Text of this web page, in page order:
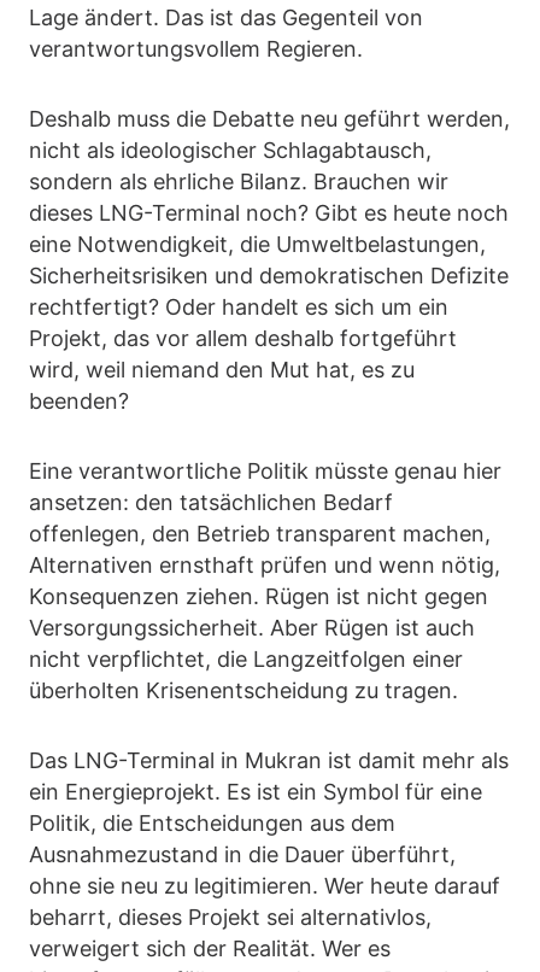
Lage ändert. Das ist das Gegenteil von
verantwortungsvollem Regieren.
Deshalb muss die Debatte neu geführt werden,
nicht als ideologischer Schlagabtausch,
sondern als ehrliche Bilanz. Brauchen wir
dieses LNG-Terminal noch? Gibt es heute noch
eine Notwendigkeit, die Umweltbelastungen,
Sicherheitsrisiken und demokratischen Defizite
rechtfertigt? Oder handelt es sich um ein
Projekt, das vor allem deshalb fortgeführt
wird, weil niemand den Mut hat, es zu
beenden?
Eine verantwortliche Politik müsste genau hier
ansetzen: den tatsächlichen Bedarf
offenlegen, den Betrieb transparent machen,
Alternativen ernsthaft prüfen und wenn nötig,
Konsequenzen ziehen. Rügen ist nicht gegen
Versorgungssicherheit. Aber Rügen ist auch
nicht verpflichtet, die Langzeitfolgen einer
überholten Krisenentscheidung zu tragen.
Das LNG-Terminal in Mukran ist damit mehr als
ein Energieprojekt. Es ist ein Symbol für eine
Politik, die Entscheidungen aus dem
Ausnahmezustand in die Dauer überführt,
ohne sie neu zu legitimieren. Wer heute darauf
beharrt, dieses Projekt sei alternativlos,
verweigert sich der Realität. Wer es